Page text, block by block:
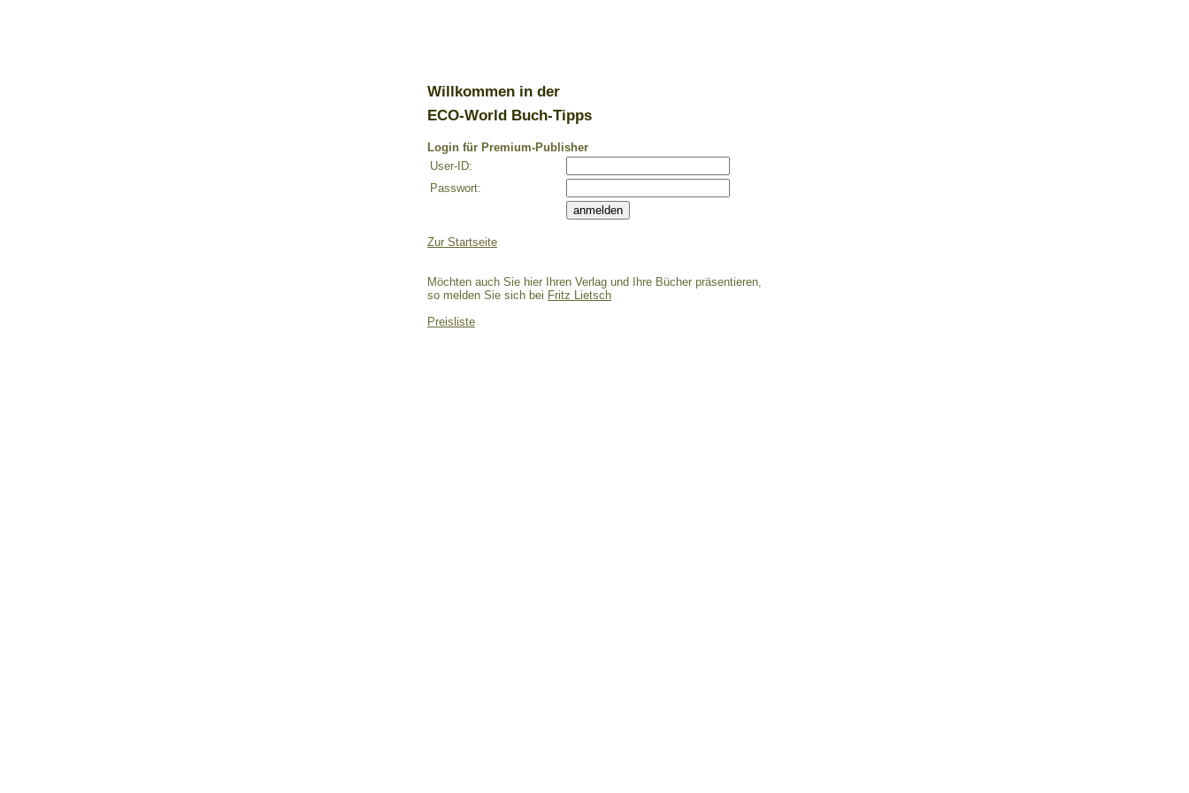
Willkommen in der
ECO-World Buch-Tipps
Login für Premium-Publisher
User-ID:
Passwort:
Zur Startseite
Möchten auch Sie hier Ihren Verlag und Ihre Bücher präsentieren,
so melden Sie sich bei Fritz Lietsch
Preisliste